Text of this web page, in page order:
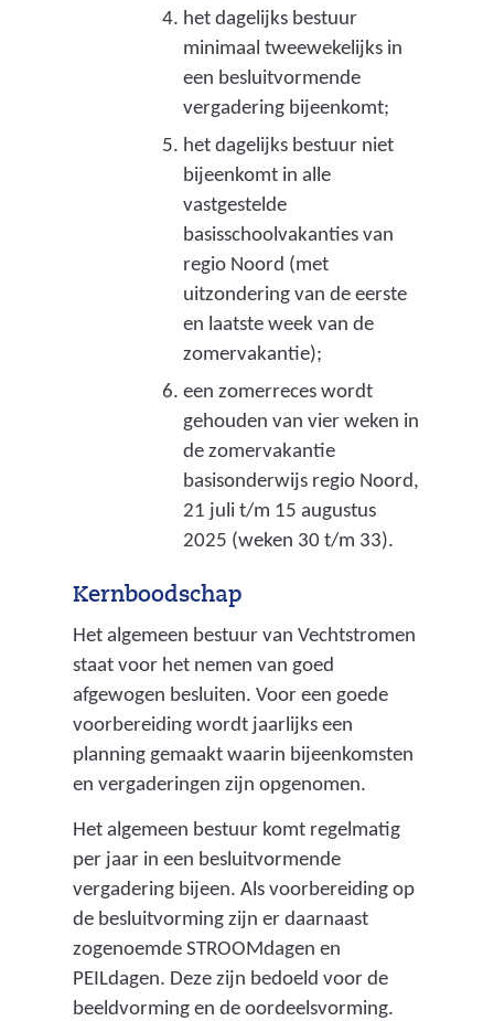
t
i
e
t
e
k
e
n
i
n
g
)
het dagelijks bestuur
minimaal tweewekelijks in
een besluitvormende
vergadering bijeenkomt;
het dagelijks bestuur niet
bijeenkomt in alle
vastgestelde
basisschoolvakanties van
regio Noord (met
uitzondering van de eerste
en laatste week van de
zomervakantie);
een zomerreces wordt
gehouden van vier weken in
de zomervakantie
basisonderwijs regio Noord,
21 juli t/m 15 augustus
2025 (weken 30 t/m 33).
Kernboodschap
Het algemeen bestuur van Vechtstromen
staat voor het nemen van goed
afgewogen besluiten. Voor een goede
voorbereiding wordt jaarlijks een
planning gemaakt waarin bijeenkomsten
en vergaderingen zijn opgenomen.
Het algemeen bestuur komt regelmatig
per jaar in een besluitvormende
vergadering bijeen. Als voorbereiding op
de besluitvorming zijn er daarnaast
zogenoemde STROOMdagen en
PEILdagen. Deze zijn bedoeld voor de
beeldvorming en de oordeelsvorming.